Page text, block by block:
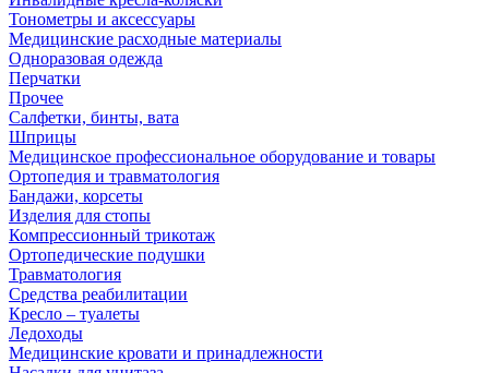
Тонометры и аксессуары
Медицинские расходные материалы
Одноразовая одежда
Перчатки
Прочее
Салфетки, бинты, вата
Шприцы
Медицинское профессиональное оборудование и товары
Ортопедия и травматология
Бандажи, корсеты
Изделия для стопы
Компрессионный трикотаж
Ортопедические подушки
Травматология
Средства реабилитации
Кресло – туалеты
Ледоходы
Медицинские кровати и принадлежности